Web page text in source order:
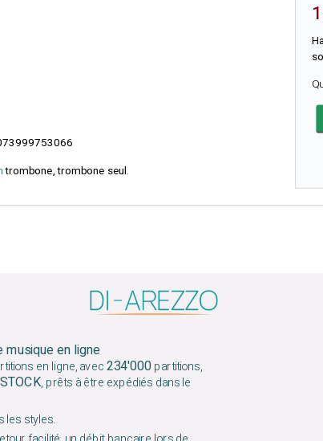
trombone, trombone seul.
musique en ligne
en ligne, avec234'000partitions,
, prêts à être expédiés dans le
les styles.